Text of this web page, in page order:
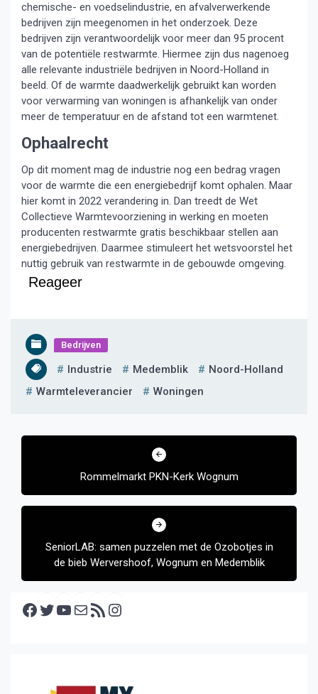
chemische- en voedselindustrie, en afvalverwerkende
bedrijven zijn meegenomen in het onderzoek. Deze
bedrijven zijn verantwoordelijk voor meer dan 95 procent
van de potentiële restwarmte. Hiermee zijn dus nagenoeg
alle relevante industriële bedrijven in Noord-Holland in
beeld. Of de warmte daadwerkelijk gebruikt kan worden
voor verwarming van woningen is afhankelijk van onder
meer de temperatuur en de afstand tot een warmtenet.
Ophaalrecht
Op dit moment mag de industrie nog een bedrag vragen
voor de warmte die een energiebedrijf komt ophalen. Maar
hier komt in 2022 verandering in. Dan treedt de Wet
Collectieve Warmtevoorziening in werking en moeten
producenten restwarmte gratis beschikbaar stellen aan
energiebedrijven. Daarmee stimuleert het wetsvoorstel het
nuttig gebruik van restwarmte in de gebouwde omgeving.
Reageer
Bedrijven
Industrie Medemblik
Noord-Holland
Warmteleverancier
Woningen
Bericht
Rommelmarkt PKN-Kerk Wognum
SeniorLAB: samen puzzelen met de Ozobotjes in
de bieb Wervershoof, Wognum en Medemblik
Facebook Twitter YouTube E-mail RSS feed